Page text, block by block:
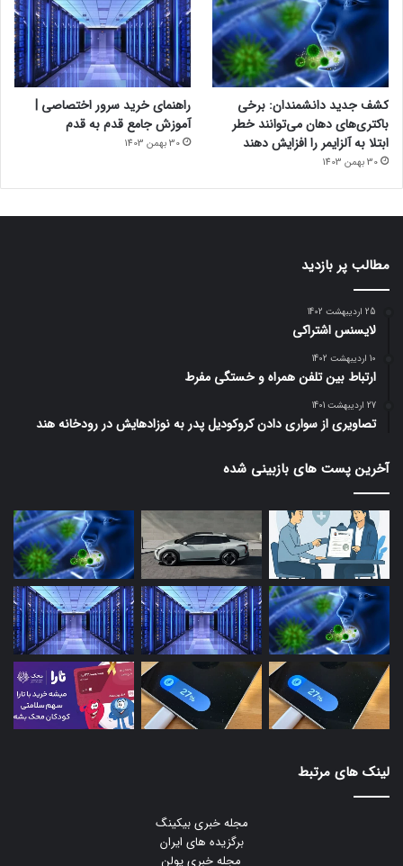
کشف جدید دانشمندان: برخی
باکتری‌های دهان می‌توانند خطر
ابتلا به آلزایمر را افزایش دهند
30 بهمن 1403
راهنمای خرید سرور اختصاصی |
آموزش جامع قدم به قدم
30 بهمن 1403
مطالب پر بازدید
25 اردیبهشت 1402
لایسنس اشتراکی
10 اردیبهشت 1402
ارتباط بین تلفن همراه و خستگی مفرط
27 اردیبهشت 1401
تصاویری از سواری دادن کروکودیل پدر به نوزادهایش در رودخانه هند
آخرین پست های بازبینی شده
لینک های مرتبط
مجله خبری بیکینگ
برگزیده های ایران
مجله خبری یولن